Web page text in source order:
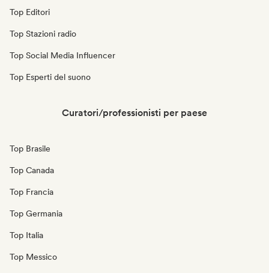
Top Editori
Top Stazioni radio
Top Social Media Influencer
Top Esperti del suono
Curatori/professionisti per paese
Top Brasile
Top Canada
Top Francia
Top Germania
Top Italia
Top Messico